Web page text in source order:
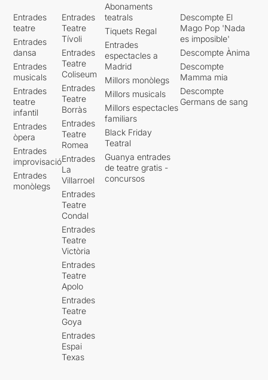
Entrades
teatre
Entrades
dansa
Entrades
musicals
Entrades
teatre
infantil
Entrades
òpera
Entrades
improvisació
Entrades
monòlegs
Entrades
Teatre
Tívoli
Entrades
Teatre
Coliseum
Entrades
Teatre
Borràs
Entrades
Teatre
Romea
Entrades
La
Villarroel
Entrades
Teatre
Condal
Entrades
Teatre
Victòria
Entrades
Teatre
Apolo
Entrades
Teatre
Goya
Entrades
Espai
Texas
Abonaments
teatrals
Tiquets Regal
Entrades
espectacles a
Madrid
Millors monòlegs
Millors musicals
Millors espectacles
familiars
Black Friday
Teatral
Guanya entrades
de teatre gratis -
concursos
Descompte El
Mago Pop 'Nada
es imposible'
Descompte Ànima
Descompte
Mamma mia
Descompte
Germans de sang